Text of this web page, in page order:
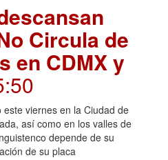
Circula de
en CDMX y
viernes en la Ciudad de
así como en los valles de
depende de su
de su placa